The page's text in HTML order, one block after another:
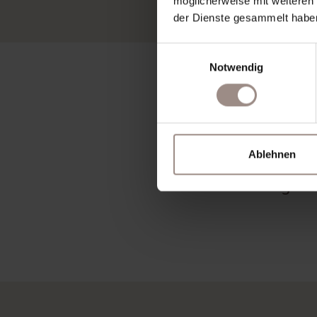
der Dienste gesammelt
Notwendig
Ablehnen
Sportliche Action